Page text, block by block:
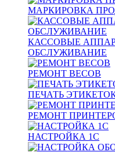
МАРКИРОВКА
КАССОВЫЕ
ОБСЛУЖИВАНИЕ
РЕМОНТ ВЕСОВ
ПЕЧАТЬ
РЕМОНТ
НАСТРОЙКА 1С